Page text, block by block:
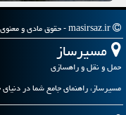
مسیرساز
حمل و نقل و راهسازی
مسیرساز، راهنمای جامع شما در